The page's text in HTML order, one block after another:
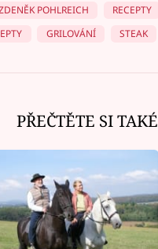
POHLREICH
RECEPTY
GRILOVÁNÍ STEAK
PŘEČTĚTE SI TAKÉ